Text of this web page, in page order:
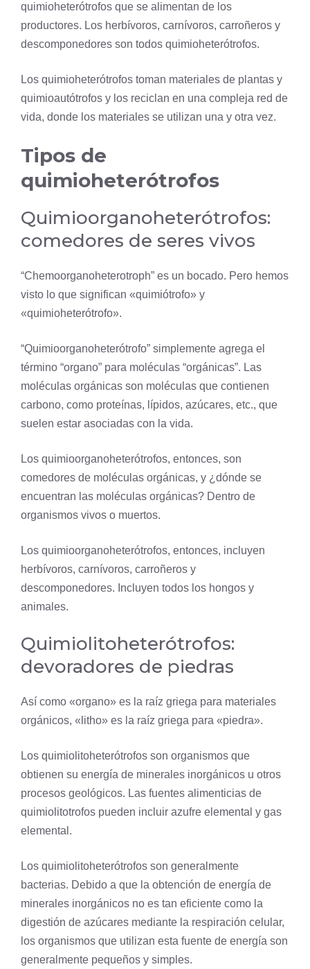
quimioheterótrofos que se alimentan de los
productores. Los herbívoros, carnívoros, carroñeros y
descomponedores son todos quimioheterótrofos.
Los quimioheterótrofos toman materiales de plantas y
quimioautótrofos y los reciclan en una compleja red de
vida, donde los materiales se utilizan una y otra vez.
Tipos de
quimioheterótrofos
Quimioorganoheterótrofos:
comedores de seres vivos
“Chemoorganoheterotroph” es un bocado. Pero hemos
visto lo que significan «quimiótrofo» y
«quimioheterótrofo».
“Quimioorganoheterótrofo” simplemente agrega el
término “organo” para moléculas “orgánicas”. Las
moléculas orgánicas son moléculas que contienen
carbono, como proteínas, lípidos, azúcares, etc., que
suelen estar asociadas con la vida.
Los quimioorganoheterótrofos, entonces, son
comedores de moléculas orgánicas, y ¿dónde se
encuentran las moléculas orgánicas? Dentro de
organismos vivos o muertos.
Los quimioorganoheterótrofos, entonces, incluyen
herbívoros, carnívoros, carroñeros y
descomponedores. Incluyen todos los hongos y
animales.
Quimiolitoheterótrofos:
devoradores de piedras
Así como «organo» es la raíz griega para materiales
orgánicos, «litho» es la raíz griega para «piedra».
Los quimiolitoheterótrofos son organismos que
obtienen su energía de minerales inorgánicos u otros
procesos geológicos. Las fuentes alimenticias de
quimiolitotrofos pueden incluir azufre elemental y gas
elemental.
Los quimiolitoheterótrofos son generalmente
bacterias. Debido a que la obtención de energía de
minerales inorgánicos no es tan eficiente como la
digestión de azúcares mediante la respiración celular,
los organismos que utilizan esta fuente de energía son
generalmente pequeños y simples.